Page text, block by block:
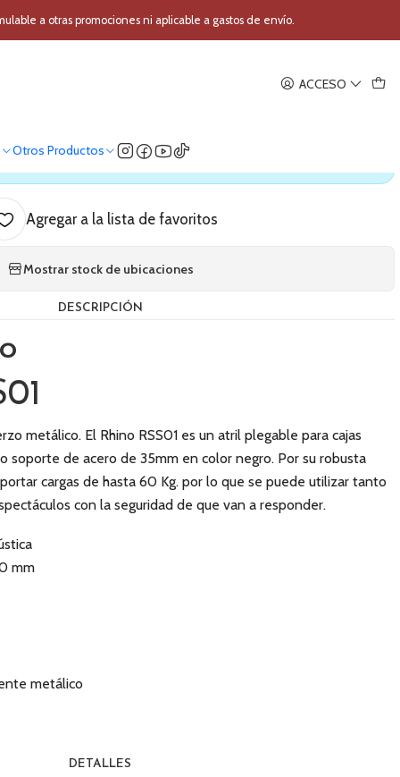
ACCESO
Otros Productos
a otras promociones ni aplicable a gastos de envío.
Rhino RSS01
acustica Rhino RSS01
nuestro stock
Agregar a la lista de favoritos
Mostrar stock de ubicaciones
DESCRIPCIÓN
metálico. El Rhino RSS01 es un atril plegable para cajas
soporte de acero de 35mm en color negro. Por su robusta
cargas de hasta 60 Kg. por lo que se puede utilizar tanto
con la seguridad de que van a responder.
mm
metálico
DETALLES